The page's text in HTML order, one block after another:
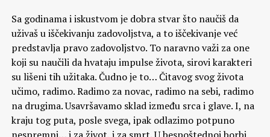
Sa godinama i iskustvom je dobra stvar što naučiš da
uživaš u iščekivanju zadovoljstva, a to iščekivanje već
predstavlja pravo zadovoljstvo. To naravno važi za one
koji su naučili da hvataju impulse života, sirovi karakteri
su lišeni tih užitaka. Čudno je to… Čitavog svog života
učimo, radimo. Radimo za novac, radimo na sebi, radimo
na drugima. Usavršavamo sklad između srca i glave. I, na
kraju tog puta, posle svega, ipak odlazimo potpuno